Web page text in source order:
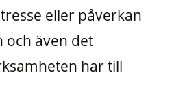
eller påverkan
och även det
har till